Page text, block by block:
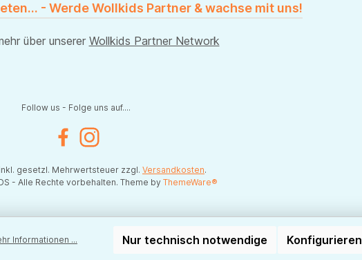
- Werde Wollkids Partner & wachse mit uns!
über unserer Wollkids Partner Network
Follow us - Folge uns auf....
FacebookInstagram
gesetzl. Mehrwertsteuer zzgl. Versandkosten.
- Alle Rechte vorbehalten. Theme by ThemeWare®
Informationen ... Nur technisch notwendige Konfigurieren